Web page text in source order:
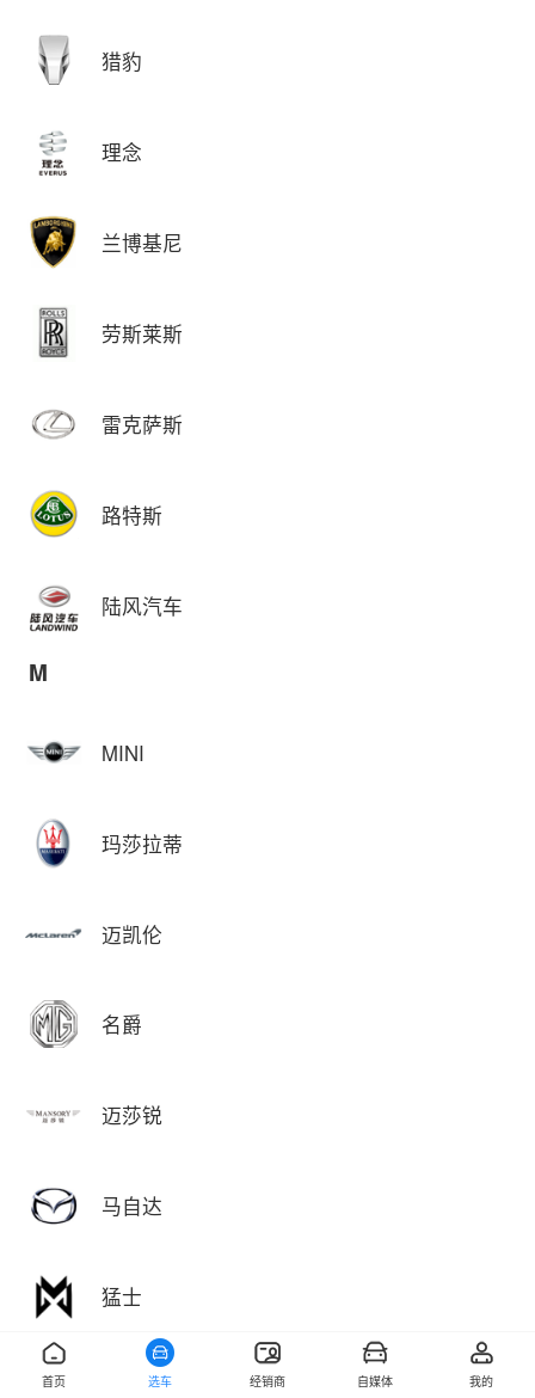
猎豹
理念
兰博基尼
劳斯莱斯
雷克萨斯
路特斯
陆风汽车
M
MINI
玛莎拉蒂
迈凯伦
名爵
迈莎锐
马自达
猛士
首页 选车 经销商 自媒体 我的